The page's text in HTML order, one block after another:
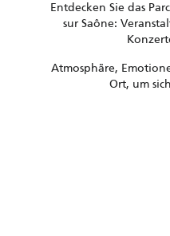
Entdecken Sie das
sur Saône:
Atmosphäre,
Ort, um